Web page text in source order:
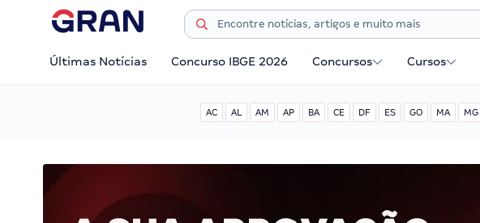
Últimas Notícias Concurso IBGE 2026 Concursos Cursos
AC AL AM AP BA CE DF ES GO MA MG